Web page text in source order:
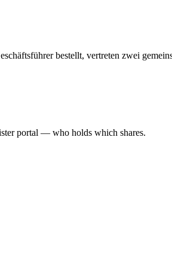
bestellt, vertreten zwei
portal — who holds which shares.